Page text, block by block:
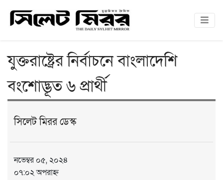
যুক্তরাষ্ট্রের নির্বাচনে বাংলাদেশি
বংশোদ্ভূত ৬ প্রার্থী
সিলেট মিরর ডেস্ক
নভেম্বর ০৫, ২০২৪
০৭:০২ অপরাহ্ন